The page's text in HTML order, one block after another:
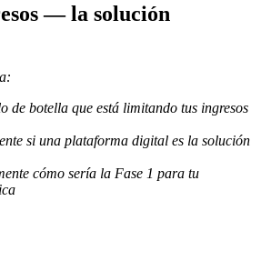
— la solución
de botella que está limitando tus ingresos
si una plataforma digital es la solución
cómo sería la Fase 1 para tu